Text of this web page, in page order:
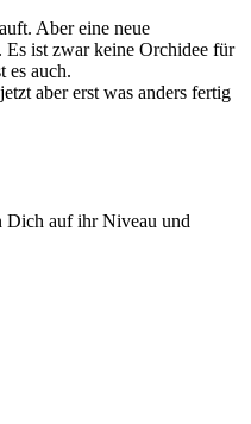
Aber eine neue
Es ist zwar keine Orchidee für
es auch.
aber erst was anders fertig
Dich auf ihr Niveau und